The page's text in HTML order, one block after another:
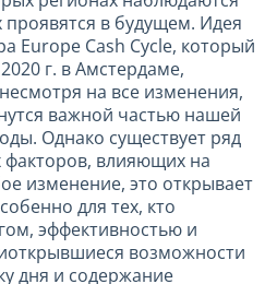
проявятся в будущем. Идея
Europe Cash Cycle, который
г. в Амстердаме,
на все изменения,
важной частью нашей
Однако существует ряд
влияющих на
изменение, это открывает
для тех, кто
эффективностью и
возможности
дня и содержание